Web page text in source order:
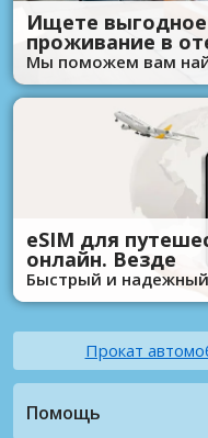
Ищете
проживание в
Мы поможем вам
eSIM для
онлайн. Везде
Быстрый и
Прокат
Помощь